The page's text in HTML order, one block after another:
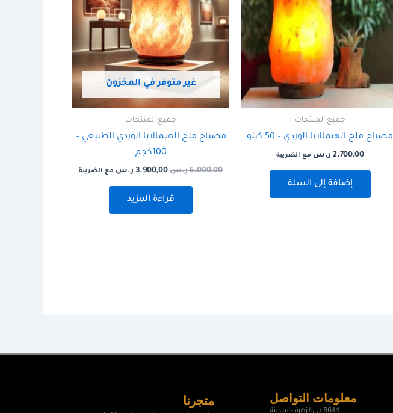
جميع المنتجات
مصباح ملح الهيمالايا الوردي – 50 كيلو
2.700,00 ر.س مع الضريبة
إضافة إلى السلة
غير متوفر في المخزون
جميع المنتجات
مصباح ملح الهيمالايا الوردي الطبيعي –
100كجم
5.000,00 ر.س 3.900,00 ر.س مع الضريبة
قراءة المزيد
معلومات التواصل
8644 حي الزهرة - المدينة
متجرنا